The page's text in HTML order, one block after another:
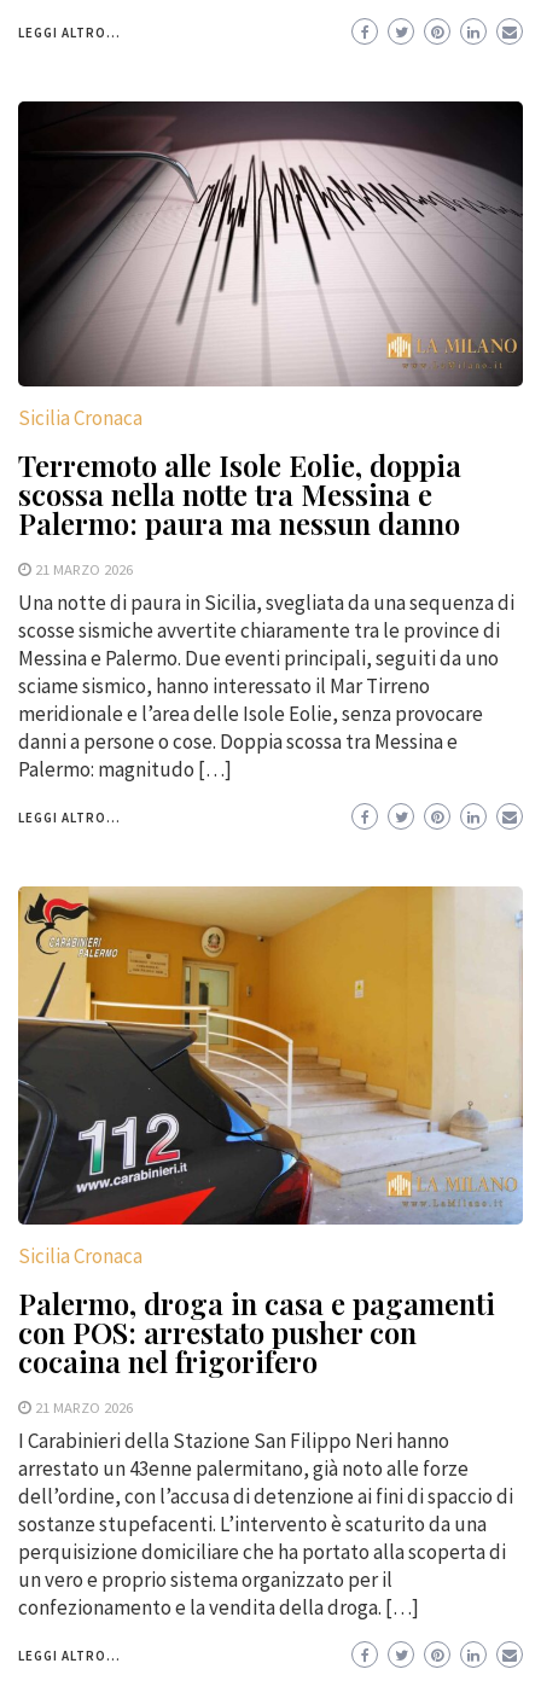
LEGGI ALTRO...
Sicilia Cronaca
Terremoto alle Isole Eolie, doppia
scossa nella notte tra Messina e
Palermo: paura ma nessun danno
21 MARZO 2026
Una notte di paura in Sicilia, svegliata da una sequenza di
scosse sismiche avvertite chiaramente tra le province di
Messina e Palermo. Due eventi principali, seguiti da uno
sciame sismico, hanno interessato il Mar Tirreno
meridionale e l’area delle Isole Eolie, senza provocare
danni a persone o cose. Doppia scossa tra Messina e
Palermo: magnitudo […]
LEGGI ALTRO...
Sicilia Cronaca
Palermo, droga in casa e pagamenti
con POS: arrestato pusher con
cocaina nel frigorifero
21 MARZO 2026
I Carabinieri della Stazione San Filippo Neri hanno
arrestato un 43enne palermitano, già noto alle forze
dell’ordine, con l’accusa di detenzione ai fini di spaccio di
sostanze stupefacenti. L’intervento è scaturito da una
perquisizione domiciliare che ha portato alla scoperta di
un vero e proprio sistema organizzato per il
confezionamento e la vendita della droga. […]
LEGGI ALTRO...